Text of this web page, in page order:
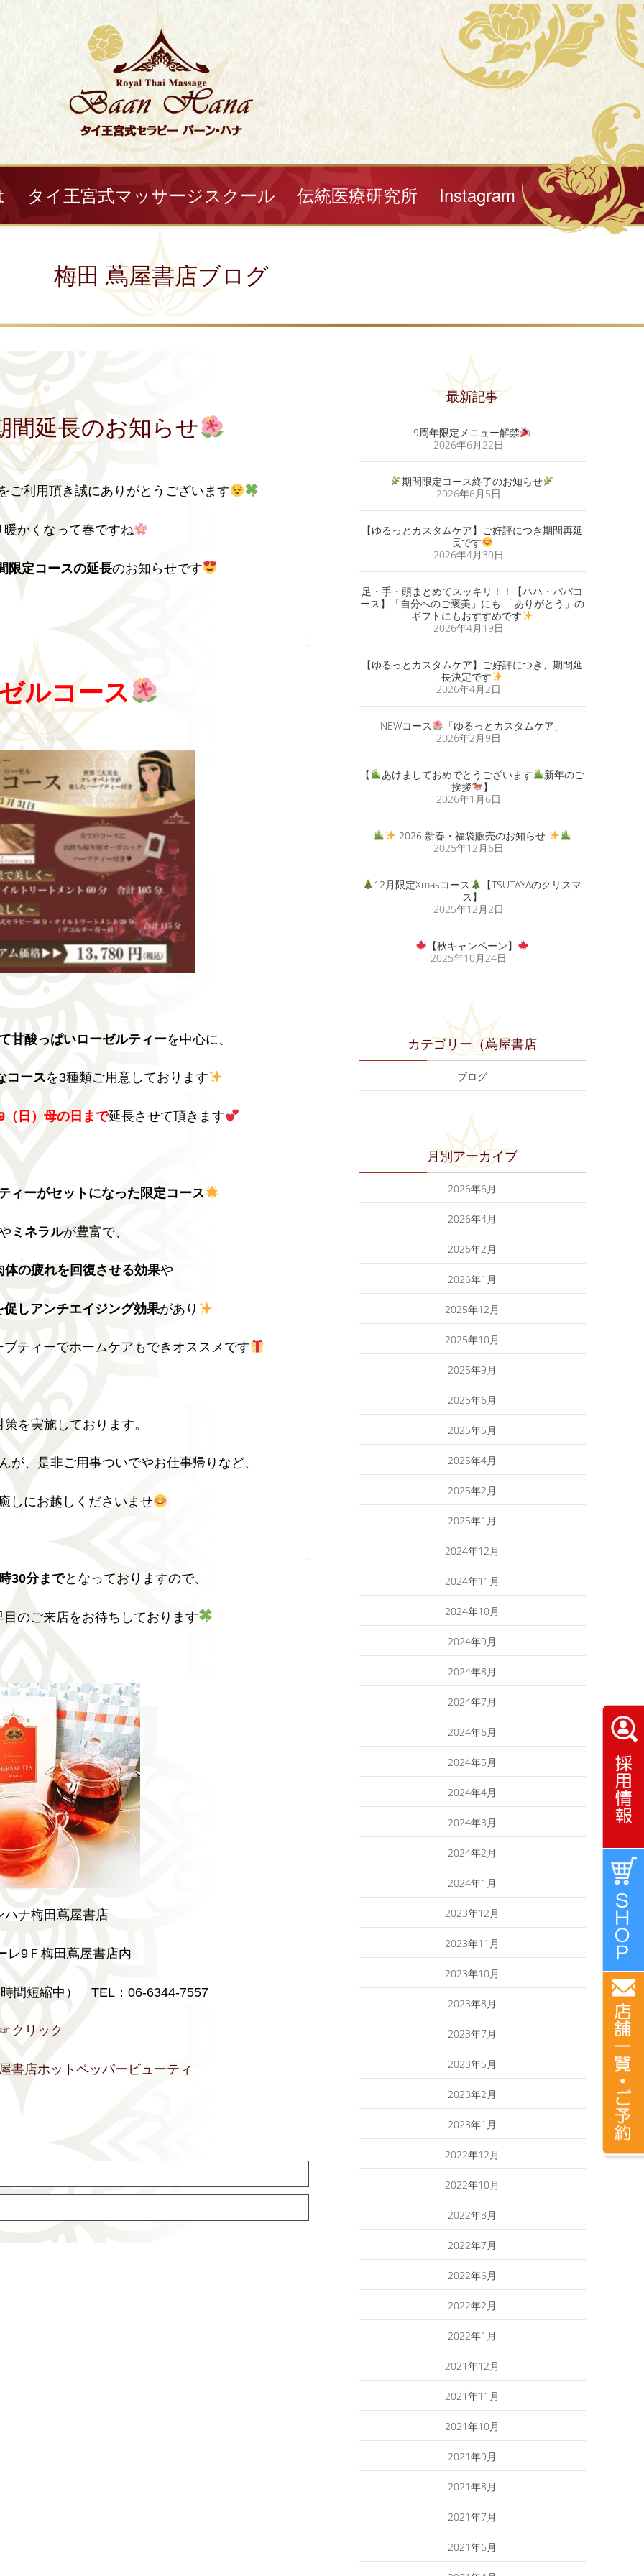
タイ王宮式マッサージスクール 伝統医療研究所 Instagram
梅田 蔦屋書店ブログ
間延長のお知らせ
ご利用頂き誠にありがとうございます
かくなって春ですね
限定コースの延長のお知らせです
ルコース
甘酸っぱいローゼルティーを中心に、
コースを3種類ご用意しております
日）母の日まで延長させて頂きます
ィーがセットになった限定コース
ミネラルが豊富で、
体の疲れを回復させる効果や
促しアンチエイジング効果があり
ティーでホームケアもできオススメです
を実施しております。
が、是非ご用事ついでやお仕事帰りなど、
しにお越しくださいませ
30分までとなっておりますので、
のご来店をお待ちしております
ハナ梅田蔦屋書店
レ9Ｆ梅田蔦屋書店内
間短縮中） TEL：06-6344-7557
クリック
書店ホットペッパービューティ
最新記事
9周年限定メニュー解禁
2026年6月22日
期間限定コース終了のお知らせ
2026年6月5日
【ゆるっとカスタムケア】ご好評につき期間再延
長です
2026年4月30日
足・手・頭まとめてスッキリ！！【ハハ・パパコ
ース】「自分へのご褒美」にも 「ありがとう」の
ギフトにもおすすめです
2026年4月19日
【ゆるっとカスタムケア】ご好評につき、期間延
長決定です
2026年4月2日
NEWコース
「ゆるっとカスタムケア」
2026年2月9日
【 あけましておめでとうございます
新年のご
挨拶
】
2026年1月6日
2026 新春・福袋販売のお知らせ
2025年12月6日
12月限定Xmasコース
【TSUTAYAのクリスマ
ス】
2025年12月2日
【秋キャンペーン】
2025年10月24日
カテゴリー（蔦屋書店
ブログ
月別アーカイブ
2026年6月
2026年4月
2026年2月
2026年1月
2025年12月
2025年10月
2025年9月
2025年6月
2025年5月
2025年4月
2025年2月
2025年1月
2024年12月
2024年11月
2024年10月
2024年9月
2024年8月
2024年7月
2024年6月
2024年5月
2024年4月
2024年3月
2024年2月
2024年1月
2023年12月
2023年11月
2023年10月
2023年8月
2023年7月
2023年5月
2023年2月
2023年1月
2022年12月
2022年10月
2022年8月
2022年7月
2022年6月
2022年2月
2022年1月
2021年12月
2021年11月
2021年10月
2021年9月
2021年8月
2021年7月
2021年6月